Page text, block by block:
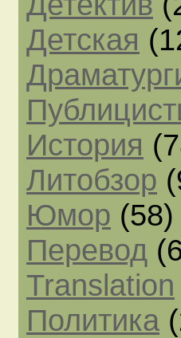
Детская
История
Литобзор
Юмор (58)
Перевод
Translation
Политика